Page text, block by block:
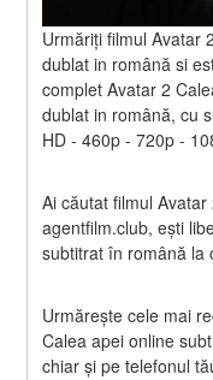
Urmăriți filmul Avatar
dublat in română si
complet Avatar 2
dublat in română, cu
HD - 460p - 720p -
Ai căutat filmul
agentfilm.club, ești
subtitrat în română la
Urmărește cele mai
Calea apei online
chiar și pe telefonul